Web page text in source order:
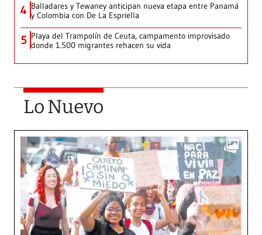
4 Balladares y Tewaney anticipan nueva etapa entre Panamá
y Colombia con De La Espriella
5 Playa del Trampolín de Ceuta, campamento improvisado
donde 1.500 migrantes rehacen su vida
Lo Nuevo